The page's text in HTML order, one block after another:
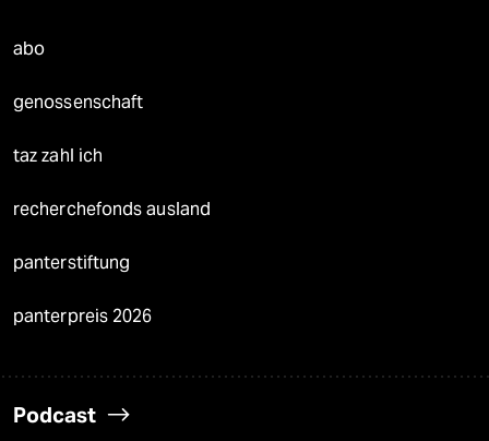
abo
genossenschaft
taz zahl ich
recherchefonds ausland
panterstiftung
panterpreis 2026
Podcast